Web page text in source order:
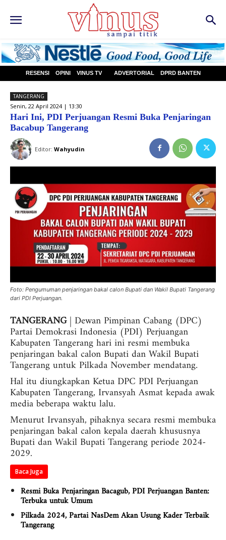
RESENSI OPINI VINUS TV ADVERTORIAL DPRD BANTEN
TANGERANG
Senin, 22 April 2024 | 13:30
Hari Ini, PDI Perjuangan Resmi Buka Penjaringan
Bacabup Tangerang
Editor: Wahyudin
Foto: Pengumuman penjaringan bakal calon Bupati dan Wakil Bupati Tangerang
dari PDI Perjuangan.
TANGERANG| Dewan Pimpinan Cabang (DPC)
Partai Demokrasi Indonesia (PDI) Perjuangan
Kabupaten Tangerang hari ini resmi membuka
penjaringan bakal calon Bupati dan Wakil Bupati
Tangerang untuk Pilkada November mendatang.
Hal itu diungkapkan Ketua DPC PDI Perjuangan
Kabupaten Tangerang, Irvansyah Asmat kepada awak
media beberapa waktu lalu.
Menurut Irvansyah, pihaknya secara resmi membuka
penjaringan bakal calon kepala daerah khususnya
Bupati dan Wakil Bupati Tangerang periode 2024-
2029.
Baca Juga
Resmi Buka Penjaringan Bacagub, PDI Perjuangan Banten:
Terbuka untuk Umum
Pilkada 2024, Partai NasDem Akan Usung Kader Terbaik
Tangerang